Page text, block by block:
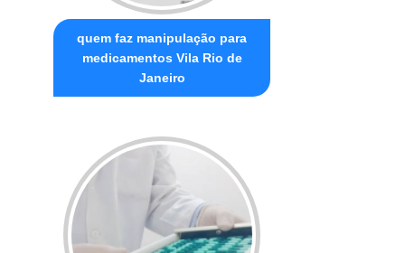
quem faz manipulação para
medicamentos Vila Rio de
Janeiro